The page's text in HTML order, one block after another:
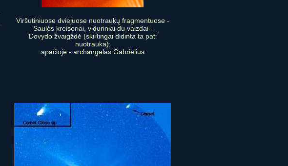
Viršutiniuose dviejuose nuotraukų fragmentuose -
Saulės kreiseriai, viduriniai du vaizdai -
Dovydo žvaigždė (skirtingai didinta ta pati
nuotrauka);
apačioje - archangelas Gabrielius